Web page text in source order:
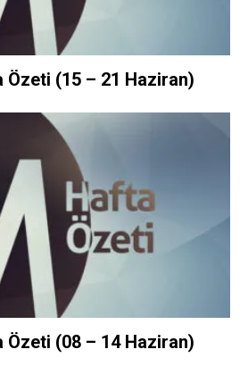
(15 – 21 Haziran)
(08 – 14 Haziran)